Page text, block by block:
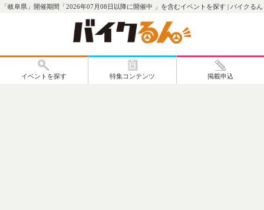
「岐阜県」開催期間「2026年07月08日以降に開催中 」を含むイベントを探す | バイクるん